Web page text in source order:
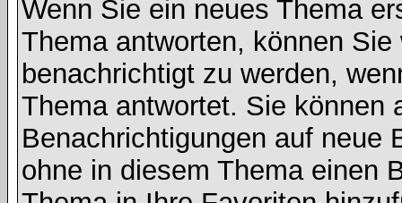
Wenn Sie ein neues Thema
Thema antworten, können
benachrichtigt zu werden,
Thema antwortet. Sie können
Benachrichtigungen auf neue
ohne in diesem Thema einen